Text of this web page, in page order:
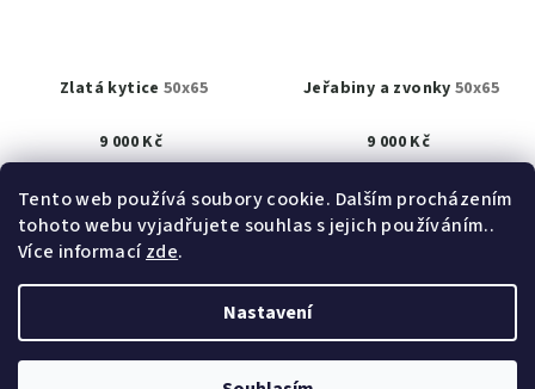
Tento web používá soubory cookie. Dalším procházením
tohoto webu vyjadřujete souhlas s jejich používáním..
Více informacízde.
Nastavení
Zlatá kytice50x65
9 000 Kč
Detail
Jeřabiny a zvonky50x65
9 000 Kč